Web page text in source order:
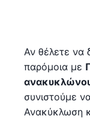
Αν θέλετε να
παρόμοια με
συνιστούμε
Ανακύκλωση